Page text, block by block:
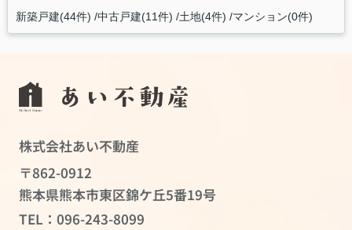
新築戸建(44件) 中古戸建(11件) 土地(4件) マンション(0件)
株式会社あい不動産
〒862-0912
熊本県熊本市東区錦ケ丘5番19号
TEL： 096-243-8099